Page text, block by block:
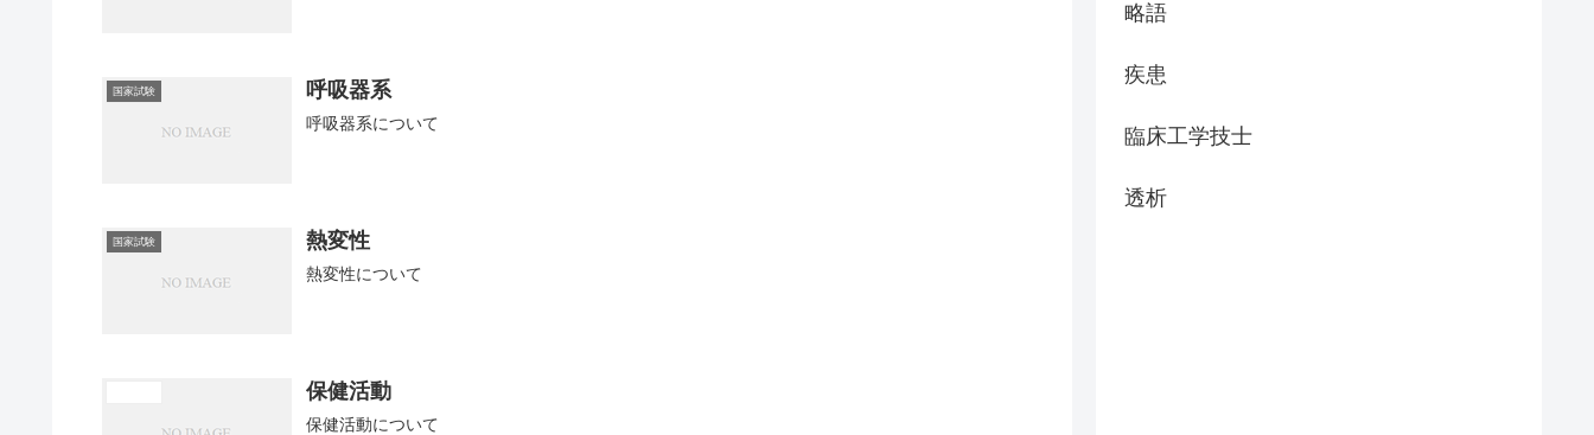
国家試験 呼吸器系
呼吸器系について
国家試験 熱変性
熱変性について
保健活動
保健活動について
略語
疾患
臨床工学技士
透析